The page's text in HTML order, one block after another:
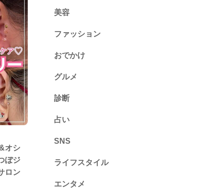
オシ
ぼジ
ロン
美容
ファッション
トレンド
ネイル
おでかけ
グルメ
診断
診断
占い
心理テスト
SNS
ライフスタイル
推し活
エンタメ